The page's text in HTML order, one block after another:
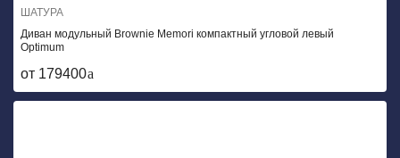
ШАТУРА
Диван модульный Brownie Memori компактный угловой левый
Optimum
от 179400